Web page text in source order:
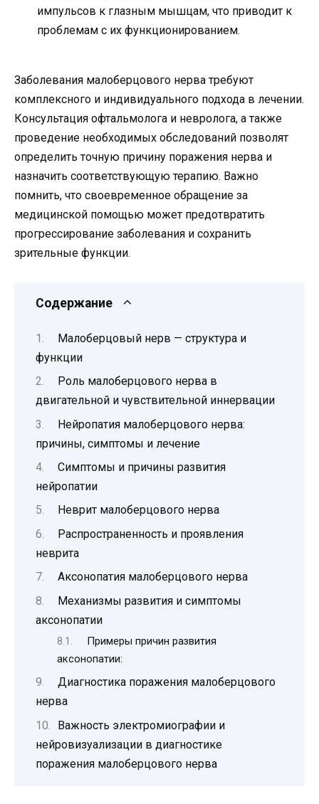
импульсов к глазным мышцам, что приводит к
проблемам с их функционированием.
Заболевания малоберцового нерва требуют
комплексного и индивидуального подхода в лечении.
Консультация офтальмолога и невролога, а также
проведение необходимых обследований позволят
определить точную причину поражения нерва и
назначить соответствующую терапию. Важно
помнить, что своевременное обращение за
медицинской помощью может предотвратить
прогрессирование заболевания и сохранить
зрительные функции.
Содержание
Малоберцовый нерв — структура и
функции
Роль малоберцового нерва в
двигательной и чувствительной иннервации
Нейропатия малоберцового нерва:
причины, симптомы и лечение
Симптомы и причины развития
нейропатии
Неврит малоберцового нерва
Распространенность и проявления
неврита
Аксонопатия малоберцового нерва
Механизмы развития и симптомы
аксонопатии
Примеры причин развития
аксонопатии:
Диагностика поражения малоберцового
нерва
Важность электромиографии и
нейровизуализации в диагностике
поражения малоберцового нерва